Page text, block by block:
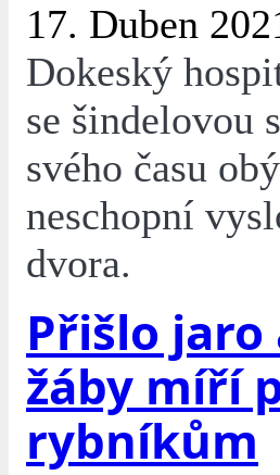
17. Duben
Dokeský
se šindelovou
svého času
neschopní
dvora.
Přišlo
žáby míří
rybníkům